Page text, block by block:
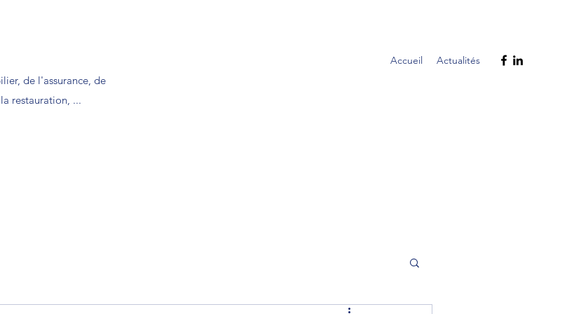
de l'assurance, de
restauration, ...
Accueil Actualités